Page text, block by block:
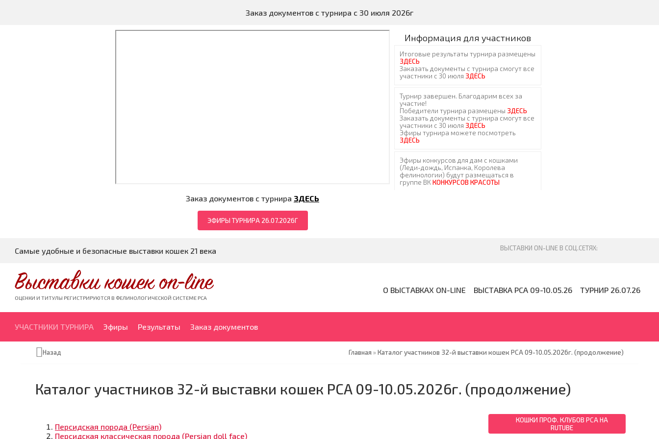
Заказ документов с турнира с 30 июля 2026г
Заказ документов с турнира ЗДЕСЬ
ЭФИРЫ ТУРНИРА 26.07.2026Г
Информация для участников
Самые удобные и безопасные выставки кошек 21 века
Выставки кошек on-line
ОЦЕНКИ И ТИТУЛЫ РЕГИСТРИРУЮТСЯ В ФЕЛИНОЛОГИЧЕСКОЙ СИСТЕМЕ PCA
О ВЫСТАВКАХ ON-LINE ВЫСТАВКА PCA 09-10.05.26 ТУРНИР 26.07.26
УЧАСТНИКИ ТУРНИРА Эфиры Результаты Заказ документов
Назад Главная »Каталог участников 32-й выставки кошек PCA 09-10.05.2026г. (продолжение)
Каталог участников 32-й выставки кошек PCA 09-10.05.2026г. (продолжение)
Персидская порода (Persian)
Персидская классическая порода (Persian doll face)
КОШКИ ПРОФ. КЛУБОВ PCA НА
RUTUBE